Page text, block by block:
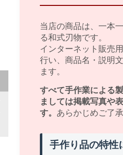
当店の商品は、一本
る和式刃物です。
インターネット販売
行い、商品名・説明
ます。
すべて手作業による
ましては掲載写真や
す。 あらかじめご了
手作り品の特性